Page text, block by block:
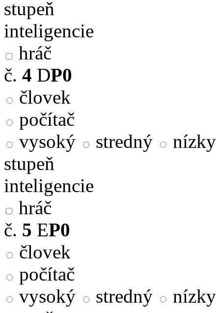
stupeň
inteligencie
hráč
č. 4 DP0
človek
počítač
vysoký
stredný
nízky
stupeň
inteligencie
hráč
č. 5 EP0
človek
počítač
vysoký
stredný
nízky